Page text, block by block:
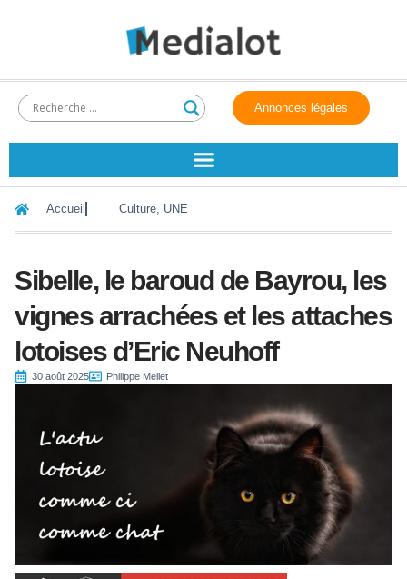
Annonces légales
Accueil Culture, UNE
Sibelle, le baroud de Bayrou, les
vignes arrachées et les attaches
lotoises d’Eric Neuhoff
30 août 2025 Philippe Mellet